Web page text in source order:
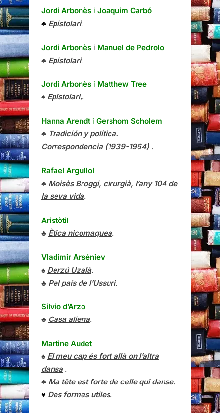
Jordi Arbonès i Joaquim Carbó
♣ Epistolari.
Jordi Arbonès i Manuel de Pedrolo
♣ Epistolari.
Jordi Arbonès i Matthew Tree
♠ Epistolari,.
Hanna Arendt i Gershom Scholem
♣ Tradición y política.
Correspondencia (1939-1964) .
Rafael Argullol
♣ Moisès Broggi, cirurgià, l’any 104 de
la seva vida.
Aristòtil
♣ Ètica nicomaquea.
Vladímir Arséniev
♠ Derzú Uzalà.
♣ Pel país de l’Ussuri.
Silvio d’Arzo
♣ Casa aliena.
Martine Audet
♠ El meu cap és fort allà on l’altra
dansa.
♣ Ma tête est forte de celle qui danse.
♥ Des formes utiles.